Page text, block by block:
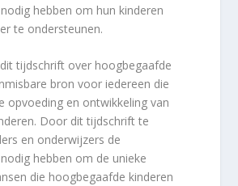
hebben om hun kinderen
te ondersteunen.
tijdschrift over hoogbegaafde
bron voor iedereen die
opvoeding en ontwikkeling van
Door dit tijdschrift te
en onderwijzers de
hebben om de unieke
die hoogbegaafde kinderen